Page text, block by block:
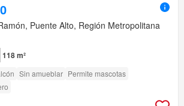
Puente Alto, Región Metropolitana
118 m²
Sin amueblar Permite mascotas